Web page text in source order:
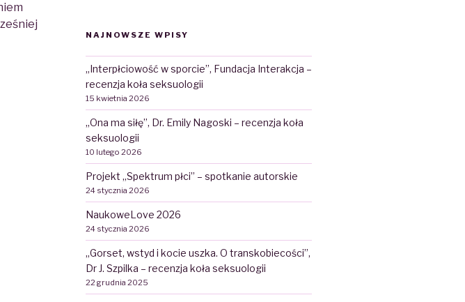
NAJNOWSZE WPISY
„Interpłciowość w sporcie”, Fundacja Interakcja –
recenzja koła seksuologii
15 kwietnia 2026
„Ona ma siłę”, Dr. Emily Nagoski – recenzja koła
seksuologii
10 lutego 2026
Projekt „Spektrum płci” – spotkanie autorskie
24 stycznia 2026
NaukoweLove 2026
24 stycznia 2026
„Gorset, wstyd i kocie uszka. O transkobiecości”,
Dr J. Szpilka – recenzja koła seksuologii
22 grudnia 2025